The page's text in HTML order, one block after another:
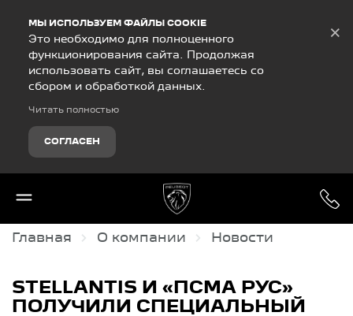
МЫ ИСПОЛЬЗУЕМ ФАЙЛЫ COOKIE
Это необходимо для полноценного
функционирования сайта. Продолжая
использовать сайт, вы соглашаетесь со
сбором и обработкой данных.
Читать полностью
СОГЛАСЕН
×
Главная О компании Новости
STELLANTIS И «ПСМА РУС»
ПОЛУЧИЛИ СПЕЦИАЛЬНЫЙ